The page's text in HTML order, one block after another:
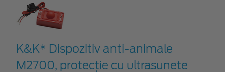
K&K* Dispozitiv anti-animale
M2700, protecție cu ultrasunete